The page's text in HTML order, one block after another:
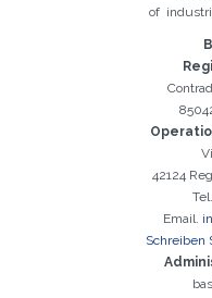
Das
Das
Das
Das
Das
Das E-Mail-
Ungültige
Es ist wichtig, die
Registrierung
Der folgende
of
42124
Tel.
Email.
Schreiben